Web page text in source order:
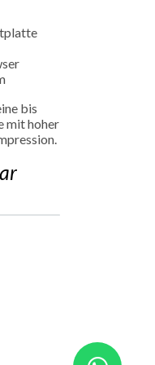
bis
mit hoher